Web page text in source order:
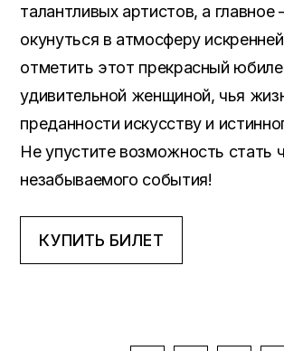
талантливых артистов, а главное
окунуться в атмосферу
отметить этот прекрасный
удивительной женщиной, чья
преданности искусству и
Не упустите возможность стать
незабываемого события!
КУПИТЬ БИЛЕТ